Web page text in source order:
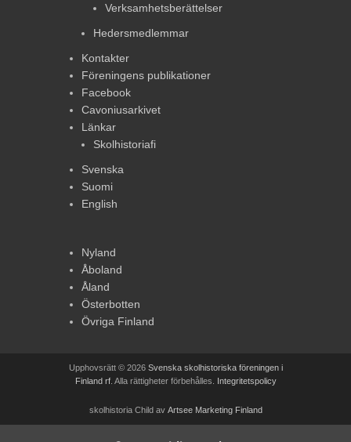
Verksamhetsberättelser
Hedersmedlemmar
Kontakter
Föreningens publikationer
Facebook
Cavoniusarkivet
Länkar
Skolhistoriafi
Svenska
Suomi
English
Nyland
Åboland
Åland
Österbotten
Övriga Finland
Upphovsrätt © 2026 Svenska skolhistoriska föreningen i
Finland rf. Alla rättigheter förbehålles. Integritetspolicy
skolhistoria Child av Artsee Marketing Finland